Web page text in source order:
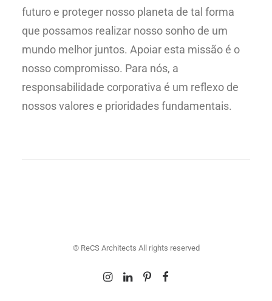
futuro e proteger nosso planeta de tal forma
que possamos realizar nosso sonho de um
mundo melhor juntos. Apoiar esta missão é o
nosso compromisso. Para nós, a
responsabilidade corporativa é um reflexo de
nossos valores e prioridades fundamentais.
© ReCS Architects All rights reserved